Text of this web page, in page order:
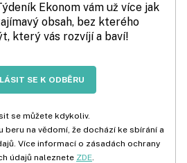
Ekonom vám už více jak
obsah, bez kterého
který vás rozvíjí a baví!
SE K ODBĚRU
se můžete kdykoliv.
beru na vědomí, že dochází ke sbírání a
Více informací o zásadách ochrany
údajů naleznete ZDE.